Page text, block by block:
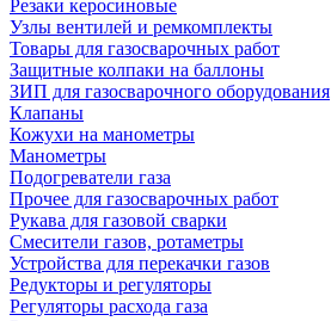
Резаки керосиновые
Узлы вентилей и ремкомплекты
Товары для газосварочных работ
Защитные колпаки на баллоны
ЗИП для газосварочного оборудования
Клапаны
Кожухи на манометры
Манометры
Подогреватели газа
Прочее для газосварочных работ
Рукава для газовой сварки
Смесители газов, ротаметры
Устройства для перекачки газов
Редукторы и регуляторы
Регуляторы расхода газа